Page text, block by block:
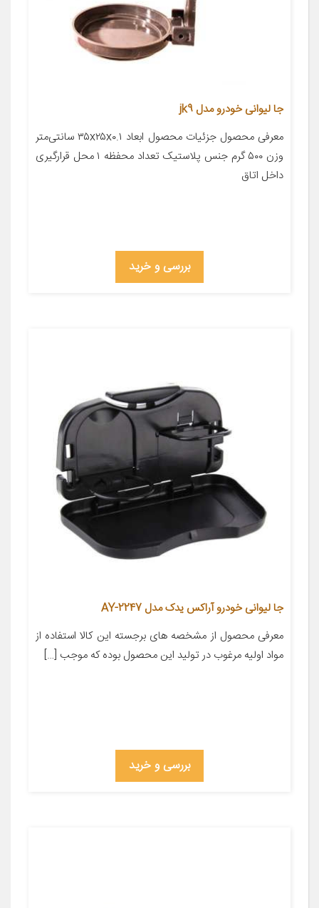
جا لیوانی خودرو مدل jk9
معرفی محصول جزئیات محصول ابعاد ۳۵x۲۵x۰.۱ سانتی‌متر
وزن ۵۰۰ گرم جنس پلاستیک تعداد محفظه ۱ محل قرارگیری
داخل اتاق
بررسی و خرید
جا لیوانی خودرو آراکس یدک مدل AY-2247
معرفی محصول از مشخصه های برجسته این کالا استفاده از
مواد اولیه مرغوب در تولید این محصول بوده که موجب […]
بررسی و خرید